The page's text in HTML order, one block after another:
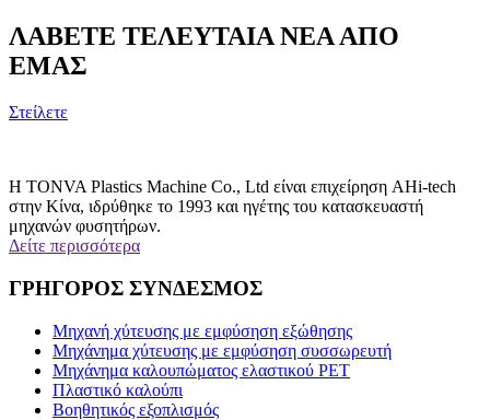
PLC κάνει τη λειτουργία εύκολη και απλή.
ΛΑΒΕΤΕ ΤΕΛΕΥΤΑΙΑ ΝΕΑ ΑΠΟ
ΕΜΑΣ
Στείλετε
Η TONVA Plastics Machine Co., Ltd είναι επιχείρηση AHi-tech
στην Κίνα, ιδρύθηκε το 1993 και ηγέτης του κατασκευαστή
μηχανών φυσητήρων.
Δείτε περισσότερα
ΓΡΗΓΟΡΟΣ ΣΥΝΔΕΣΜΟΣ
Μηχανή χύτευσης με εμφύσηση εξώθησης
Μηχάνημα χύτευσης με εμφύσηση συσσωρευτή
Μηχάνημα καλουπώματος ελαστικού PET
Πλαστικό καλούπι
Βοηθητικός εξοπλισμός